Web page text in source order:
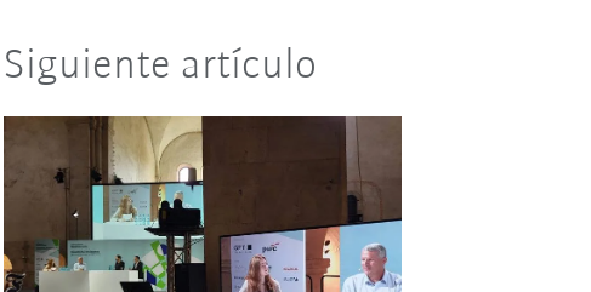
Siguiente artículo